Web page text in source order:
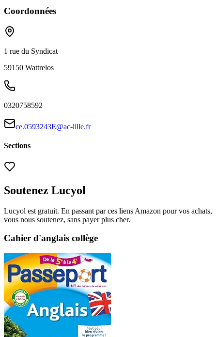
Coordonnées
1 rue du Syndicat
59150 Wattrelos
0320758592
ce.0593243E@ac-lille.fr
Sections
Soutenez Lucyol
Lucyol est gratuit. En passant par ces liens Amazon pour vos achats,
vous nous soutenez, sans payer plus cher.
Cahier d'anglais collège